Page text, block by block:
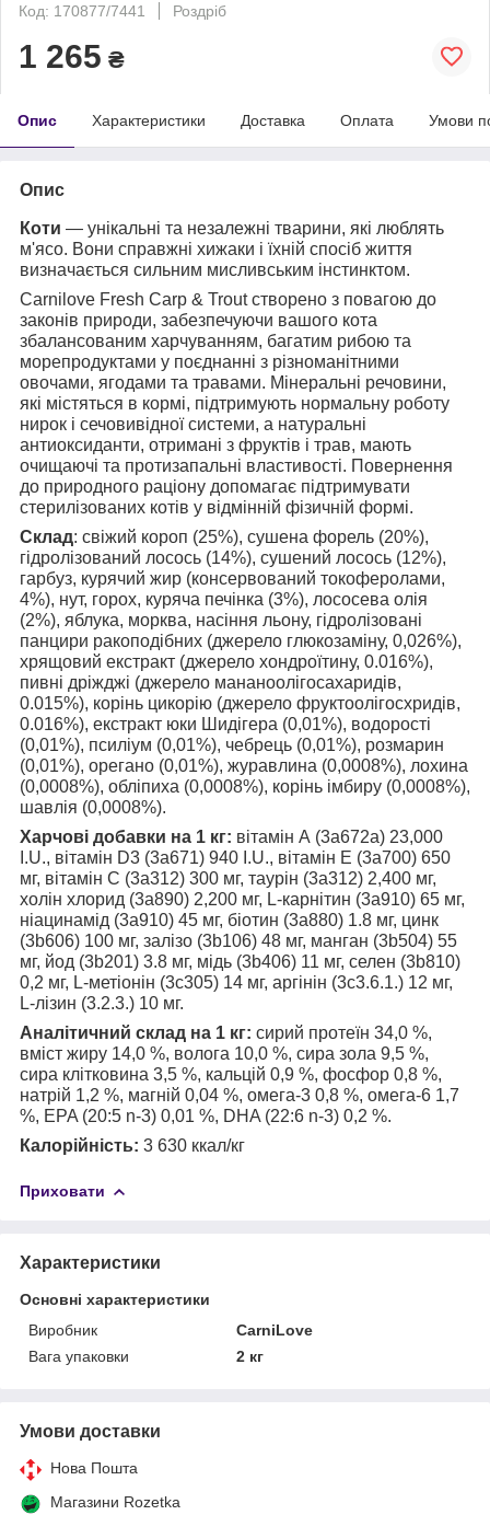
Код: 170877/7441
Роздріб
1 265 ₴
Опис Характеристики Доставка Оплата Умови
Опис
Коти — унікальні та незалежні тварини, які люблять
м'ясо. Вони справжні хижаки і їхній спосіб життя
визначається сильним мисливським інстинктом.
Carnilove Fresh Carp & Trout створено з повагою до
законів природи, забезпечуючи вашого кота
збалансованим харчуванням, багатим рибою та
морепродуктами у поєднанні з різноманітними
овочами, ягодами та травами. Мінеральні речовини,
які містяться в кормі, підтримують нормальну роботу
нирок і сечовивідної системи, а натуральні
антиоксиданти, отримані з фруктів і трав, мають
очищаючі та протизапальні властивості. Повернення
до природного раціону допомагає підтримувати
стерилізованих котів у відмінній фізичній формі.
Склад: свіжий короп (25%), сушена форель (20%),
гідролізований лосось (14%), сушений лосось (12%),
гарбуз, курячий жир (консервований токоферолами,
4%), нут, горох, куряча печінка (3%), лососева олія
(2%), яблука, морква, насіння льону, гідролізовані
панцири ракоподібних (джерело глюкозаміну, 0,026%),
хрящовий екстракт (джерело хондроїтину, 0.016%),
пивні дріжджі (джерело мананоолігосахаридів,
0.015%), корінь цикорію (джерело фруктоолігосхридів,
0.016%), екстракт юки Шидігера (0,01%), водорості
(0,01%), псиліум (0,01%), чебрець (0,01%), розмарин
(0,01%), орегано (0,01%), журавлина (0,0008%), лохина
(0,0008%), обліпиха (0,0008%), корінь імбиру (0,0008%),
шавлія (0,0008%).
Харчові добавки на 1 кг: вітамін А (3a672a) 23,000
I.U., вітамін D3 (3a671) 940 I.U., вітамін E (3a700) 650
мг, вітамін C (3a312) 300 мг, таурін (3a312) 2,400 мг,
холін хлорид (3a890) 2,200 мг, L-карнітин (3a910) 65 мг,
ніацинамід (3a910) 45 мг, біотин (3a880) 1.8 мг, цинк
(3b606) 100 мг, залізо (3b106) 48 мг, манган (3b504) 55
мг, йод (3b201) 3.8 мг, мідь (3b406) 11 мг, селен (3b810)
0,2 мг, L-метіонін (3c305) 14 мг, аргінін (3c3.6.1.) 12 мг,
L-лізин (3.2.3.) 10 мг.
Аналітичний склад на 1 кг: сирий протеїн 34,0 %,
вміст жиру 14,0 %, волога 10,0 %, сира зола 9,5 %,
сира клітковина 3,5 %, кальцій 0,9 %, фосфор 0,8 %,
натрій 1,2 %, магній 0,04 %, омега-3 0,8 %, омега-6 1,7
%, EPA (20:5 n-3) 0,01 %, DHA (22:6 n-3) 0,2 %.
Калорійність: 3 630 ккал/кг
Приховати
Характеристики
Основні характеристики
Виробник
CarniLove
Вага упаковки
2 кг
Умови доставки
Нова Пошта
Магазини Rozetka